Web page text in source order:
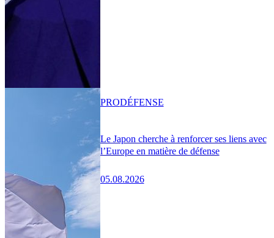
Le Japon cherche à renforcer ses liens avec
l’Europe en matière de défense
05.08.2026
PRODÉFENSE